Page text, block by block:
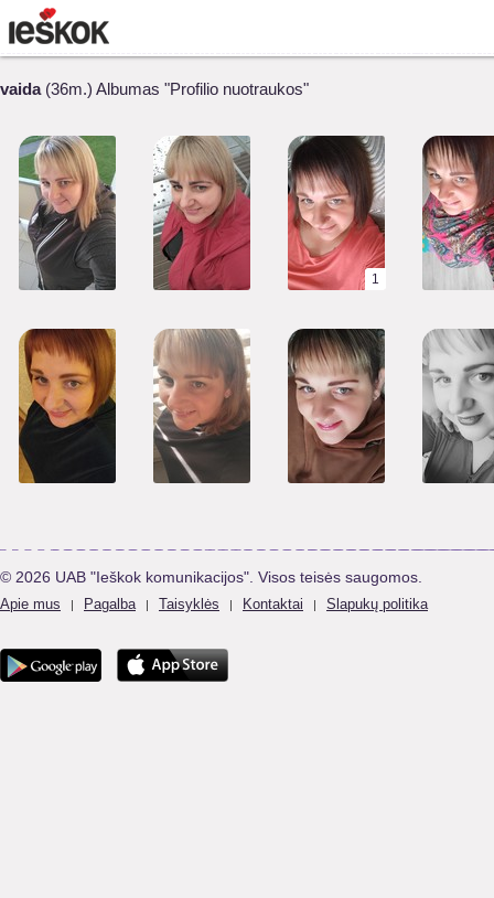
vaida(36m.) Albumas "Profilio nuotraukos"
1
© 2026 UAB "Ieškok komunikacijos". Visos teisės saugomos.
Apie mus | Pagalba | Taisyklės | Kontaktai | Slapukų politika